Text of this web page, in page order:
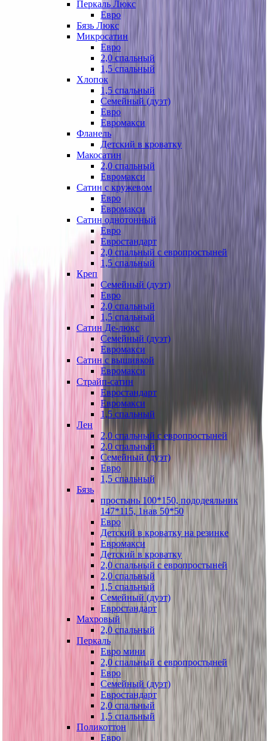
Перкаль Люкс
Евро
Бязь Люкс
Микросатин
Евро
2,0 спальный
1,5 спальный
Хлопок
1,5 спальный
Семейный (дуэт)
Евро
Евромакси
Фланель
Детский в кроватку
Макосатин
2,0 спальный
Евромакси
Сатин с кружевом
Евро
Евромакси
Сатин однотонный
Евро
Евростандарт
2,0 спальный с европростыней
1,5 спальный
Креп
Семейный (дуэт)
Евро
2,0 спальный
1,5 спальный
Сатин Де-люкс
Семейный (дуэт)
Евромакси
Сатин с вышивкой
Евромакси
Страйп-сатин
Евростандарт
Евромакси
1,5 спальный
Лен
2,0 спальный с европростыней
2,0 спальный
Семейный (дуэт)
Евро
1,5 спальный
Бязь
простынь 100*150, пододеяльник
147*115, 1нав 50*50
Евро
Детский в кроватку на резинке
Евромакси
Детский в кроватку
2,0 спальный с европростыней
2,0 спальный
1,5 спальный
Семейный (дуэт)
Евростандарт
Махровый
2,0 спальный
Перкаль
Евро мини
2,0 спальный с европростыней
Евро
Семейный (дуэт)
Евростандарт
2,0 спальный
1,5 спальный
Поликоттон
Евро